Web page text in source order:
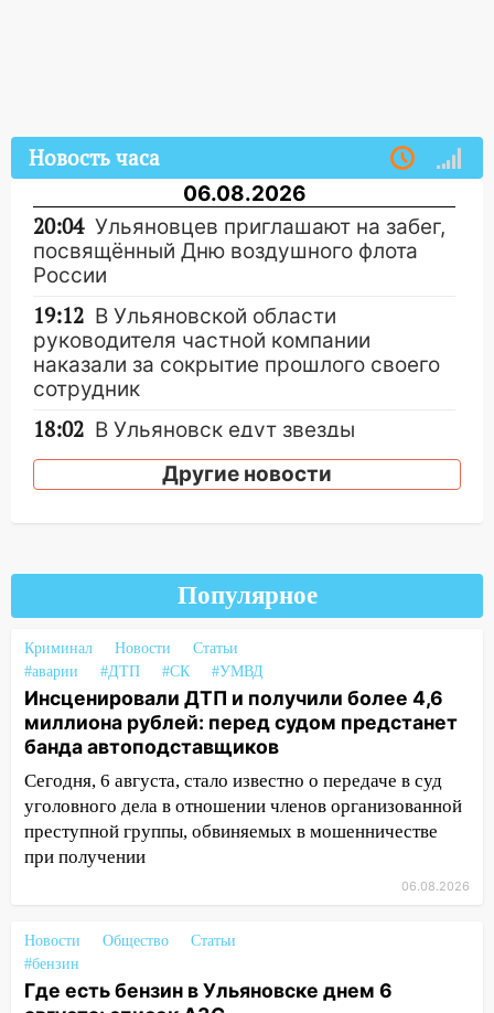
Новость часа
06.08.2026
20:04 Ульяновцев приглашают на забег,
посвящённый Дню воздушного флота
России
19:12 В Ульяновской области
руководителя частной компании
наказали за сокрытие прошлого своего
сотрудник
18:02 В Ульяновск едут звезды
баскетбола!
17:08 Ульяновский областной суд
3,2 млн рублей
Ветераны легкой атлетики из
Чемпионате России
16:02 В Ульяновской области убрали
более 28% площадей зерновых и
зернобобовых культур
15:51 Бросила кирпич в жену брата: в
Ульяновской области завели дело на
агрессивную женщину
15:47
15:15
Проводил до квартиры и ограбил:
новый кавалер женщины оказался
рецидивистом
Другие новости
Популярное
Криминал Новости
Статьи
#аварии
#ДТП #СК #УМВД
Инсценировали ДТП и получили более 4,6
миллиона рублей: перед судом предстанет
банда автоподставщиков
Сегодня, 6 августа, стало известно о передаче в суд
уголовного дела в отношении членов организованной
преступной группы, обвиняемых в мошенничестве
при получении
06.08.2026
Новости Общество
Статьи
#бензин
Где есть бензин в Ульяновске днем 6